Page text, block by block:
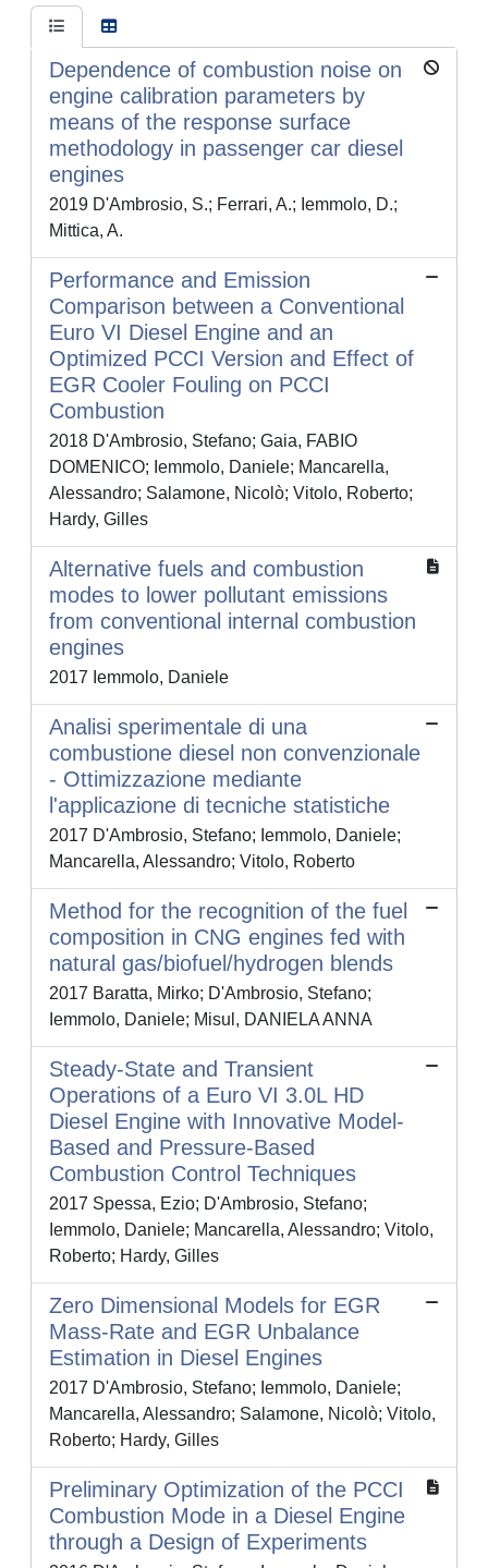
Dependence of combustion noise on
engine calibration parameters by
means of the response surface
methodology in passenger car diesel
engines
2019 D'Ambrosio, S.; Ferrari, A.; Iemmolo, D.;
Mittica, A.
Performance and Emission
Comparison between a Conventional
Euro VI Diesel Engine and an
Optimized PCCI Version and Effect of
EGR Cooler Fouling on PCCI
Combustion
2018 D'Ambrosio, Stefano; Gaia, FABIO
DOMENICO; Iemmolo, Daniele; Mancarella,
Alessandro; Salamone, Nicolò; Vitolo, Roberto;
Hardy, Gilles
Alternative fuels and combustion
modes to lower pollutant emissions
from conventional internal combustion
engines
2017 Iemmolo, Daniele
Analisi sperimentale di una
combustione diesel non convenzionale
- Ottimizzazione mediante
l'applicazione di tecniche statistiche
2017 D'Ambrosio, Stefano; Iemmolo, Daniele;
Mancarella, Alessandro; Vitolo, Roberto
Method for the recognition of the fuel
composition in CNG engines fed with
natural gas/biofuel/hydrogen blends
2017 Baratta, Mirko; D'Ambrosio, Stefano;
Iemmolo, Daniele; Misul, DANIELA ANNA
Steady-State and Transient
Operations of a Euro VI 3.0L HD
Diesel Engine with Innovative Model-
Based and Pressure-Based
Combustion Control Techniques
2017 Spessa, Ezio; D'Ambrosio, Stefano;
Iemmolo, Daniele; Mancarella, Alessandro; Vitolo,
Roberto; Hardy, Gilles
Zero Dimensional Models for EGR
Mass-Rate and EGR Unbalance
Estimation in Diesel Engines
2017 D'Ambrosio, Stefano; Iemmolo, Daniele;
Mancarella, Alessandro; Salamone, Nicolò; Vitolo,
Roberto; Hardy, Gilles
Preliminary Optimization of the PCCI
Combustion Mode in a Diesel Engine
through a Design of Experiments